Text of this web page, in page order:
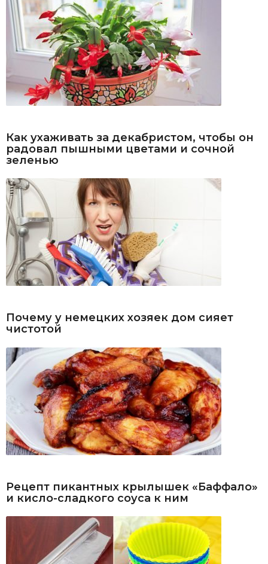
Как ухаживать за декабристом, чтобы он
радовал пышными цветами и сочной
зеленью
Почему у немецких хозяек дом сияет
чистотой
Рецепт пикантных крылышек «Баффало»
и кисло-сладкого соуса к ним